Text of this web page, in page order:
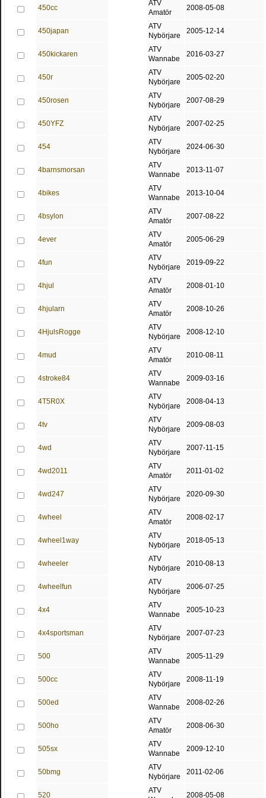
450cc
ATV
Amatör
2008-05-08
450japan
ATV
Nybörjare
2005-12-14
450kickaren
ATV
Wannabe
2016-03-27
450r
ATV
Nybörjare
2005-02-20
450rosen
ATV
Nybörjare
2007-08-29
450YFZ
ATV
Nybörjare
2007-02-25
454
ATV
Nybörjare
2024-06-30
4barnsmorsan
ATV
Wannabe
2013-11-07
4bikes
ATV
Wannabe
2013-10-04
4bsylon
ATV
Amatör
2007-08-22
4ever
ATV
Amatör
2005-06-29
4fun
ATV
Nybörjare
2019-09-22
4hjul
ATV
Amatör
2008-01-10
4hjularn
ATV
Amatör
2008-10-26
4HjulsRogge
ATV
Nybörjare
2008-12-10
4mud
ATV
Amatör
2010-08-11
4stroke84
ATV
Wannabe
2009-03-16
4T5R0X
ATV
Nybörjare
2008-04-13
4tv
ATV
Nybörjare
2009-08-03
4wd
ATV
Nybörjare
2007-11-15
4wd2011
ATV
Amatör
2011-01-02
4wd247
ATV
Nybörjare
2020-09-30
4wheel
ATV
Amatör
2008-02-17
4wheel1way
ATV
Nybörjare
2018-05-13
4wheeler
ATV
Nybörjare
2010-08-13
4wheelfun
ATV
Nybörjare
2006-07-25
4x4
ATV
Wannabe
2005-10-23
4x4sportsman
ATV
Nybörjare
2007-07-23
500
ATV
Wannabe
2005-11-29
500cc
ATV
Nybörjare
2008-11-19
500ed
ATV
Wannabe
2008-02-26
500ho
ATV
Amatör
2008-06-30
505sx
ATV
Wannabe
2009-12-10
50bmg
ATV
Nybörjare
2011-02-06
520
ATV
2008-05-08